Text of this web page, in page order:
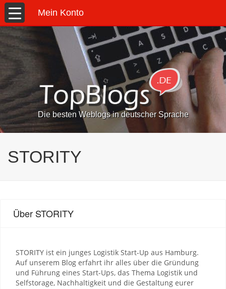
Mein Konto
Die besten Weblogs in deutscher Sprache
STORITY
Über STORITY
STORITY ist ein junges Logistik Start-Up aus Hamburg.
Auf unserem Blog erfahrt ihr alles über die Gründung
und Führung eines Start-Ups, das Thema Logistik und
Selfstorage, Nachhaltigkeit und die Gestaltung eurer